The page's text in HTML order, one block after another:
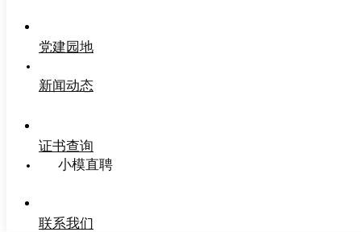
党建园地
新闻动态
证书查询
小模直聘
联系我们